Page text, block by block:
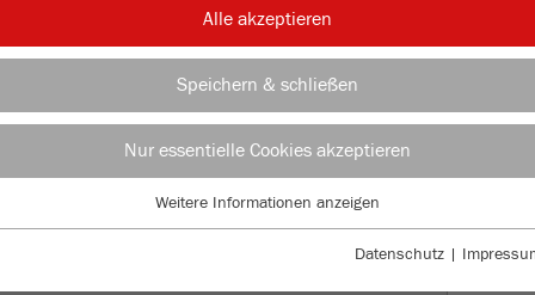
Alle akzeptieren
Speichern & schließen
Nur essentielle Cookies akzeptieren
Essentielle Cookies werden für grundlegende Funktionen der Webseite
Weitere Informationen anzeigen
Datenschutz |
UND -